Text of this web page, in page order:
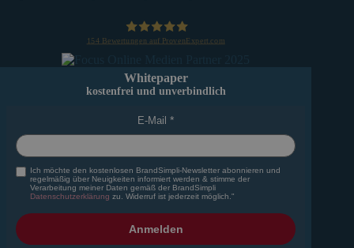
154 Bewertungen auf ProvenExpert.com
Whitepaper
kostenfrei und unverbindlich
E-Mail
Ich möchte den kostenlosen BrandSimpli-Newsletter abonnieren und
regelmäßig über Neuigkeiten informiert werden & stimme der
Verarbeitung meiner Daten gemäß der BrandSimpli
Datenschutzerklärung zu. Widerruf ist jederzeit möglich."
Anmelden